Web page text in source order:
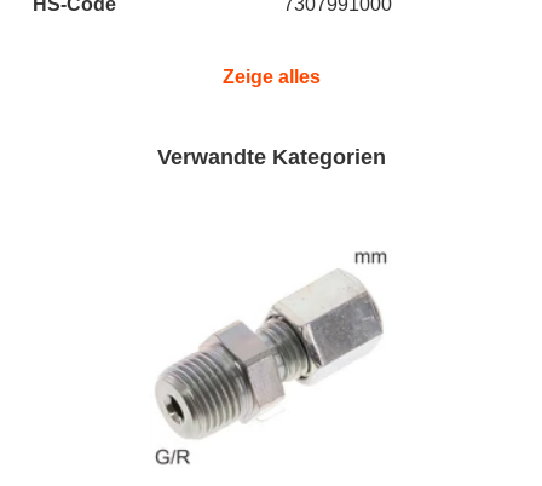
Zeige alles
Verwandte Kategorien